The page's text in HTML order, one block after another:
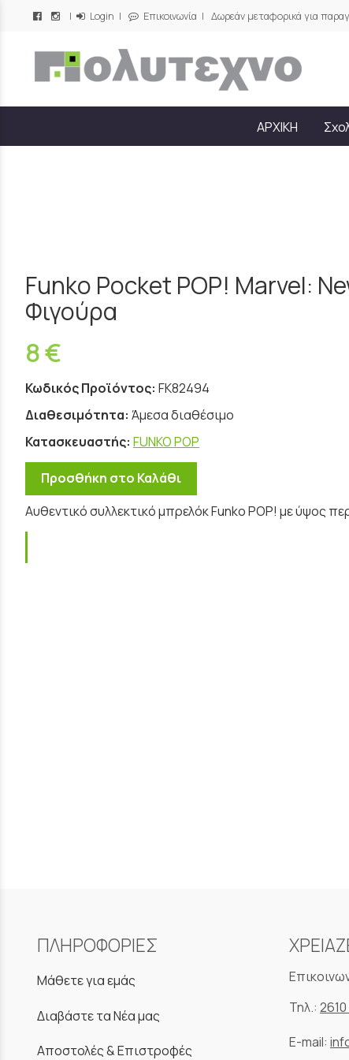
| Login | Επικοινωνία | Δωρεάν μεταφορικά για
/
ΑΡΧΙΚΗ
Funko Pocket POP! Marvel:
Φιγούρα
8 €
Κωδικός Προϊόντος: FK82494
Διαθεσιμότητα: Άμεσα διαθέσιμο
Κατασκευαστής: FUNKO POP
Προσθήκη στο Καλάθι
Αυθεντικό συλλεκτικό μπρελόκ Funko POP! με ύψος
ΠΛΗΡΟΦΟΡΙΕΣ
Μάθετε για εμάς
Διαβάστε τα Νέα μας
Αποστολές & Επιστροφές
Τηλ.:
E-mail: